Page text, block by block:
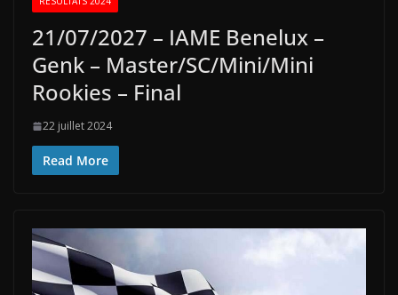
21/07/2027 – IAME Benelux –
Genk – Master/SC/Mini/Mini
Rookies – Final
22 juillet 2024
Read More